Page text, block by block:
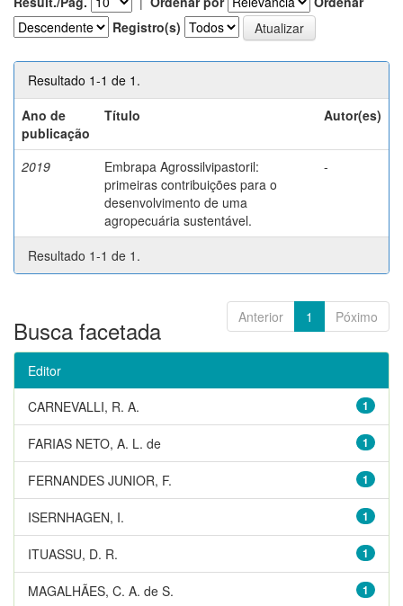
Registro(s)
Resultado 1-1 de 1.
Ano de
publicação
Título Autor(es)
2019
Embrapa Agrossilvipastoril:
primeiras contribuições para o
desenvolvimento de uma
agropecuária sustentável.
-
Resultado 1-1 de 1.
Anterior 1 Póximo
Busca facetada
Editor
1
CARNEVALLI, R. A.
1
FARIAS NETO, A. L. de
1
FERNANDES JUNIOR, F.
1
ISERNHAGEN, I.
1
ITUASSU, D. R.
1
MAGALHÃES, C. A. de S.